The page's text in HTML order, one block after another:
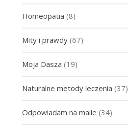
Homeopatia (8)
Mity i prawdy(67)
Moja Dasza (19)
Naturalne metody leczenia (37)
Odpowiadam na maile (34)